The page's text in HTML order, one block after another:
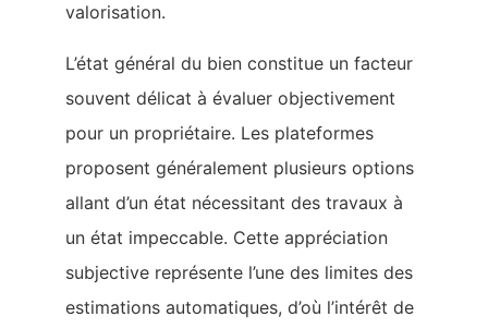
valorisation.
L’état général du bien constitue un facteur
souvent délicat à évaluer objectivement
pour un propriétaire. Les plateformes
proposent généralement plusieurs options
allant d’un état nécessitant des travaux à
un état impeccable. Cette appréciation
subjective représente l’une des limites des
estimations automatiques, d’où l’intérêt de